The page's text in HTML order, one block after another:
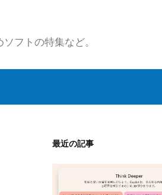
フトの特集など。
最近の記事